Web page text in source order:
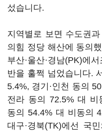
섰습니다.
지역별로 보면 수도권
의힘 정당 해산에 동의
부산·울산·경남(PK)에
반을 훌쩍 넘었습니다.
5.4%, 경기·인천 동의
전라 동의 72.5% 대 비
동의 54.4% 대 비동의
대구·경북(TK)에선 국